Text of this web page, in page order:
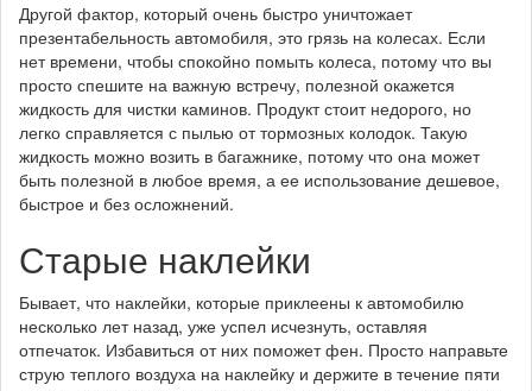
Другой фактор, который очень быстро уничтожает
презентабельность автомобиля, это грязь на колесах. Если
нет времени, чтобы спокойно помыть колеса, потому что вы
просто спешите на важную встречу, полезной окажется
жидкость для чистки каминов. Продукт стоит недорого, но
легко справляется с пылью от тормозных колодок. Такую
жидкость можно возить в багажнике, потому что она может
быть полезной в любое время, а ее использование дешевое,
быстрое и без осложнений.
Старые наклейки
Бывает, что наклейки, которые приклеены к автомобилю
несколько лет назад, уже успел исчезнуть, оставляя
отпечаток. Избавиться от них поможет фен. Просто направьте
струю теплого воздуха на наклейку и держите в течение пяти